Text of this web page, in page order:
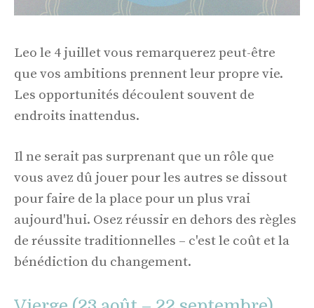
Leo le 4 juillet vous remarquerez peut-être
que vos ambitions prennent leur propre vie.
Les opportunités découlent souvent de
endroits inattendus.
Il ne serait pas surprenant que un rôle que
vous avez dû jouer pour les autres se dissout
pour faire de la place pour un plus vrai
aujourd'hui. Osez réussir en dehors des règles
de réussite traditionnelles – c'est le coût et la
bénédiction du changement.